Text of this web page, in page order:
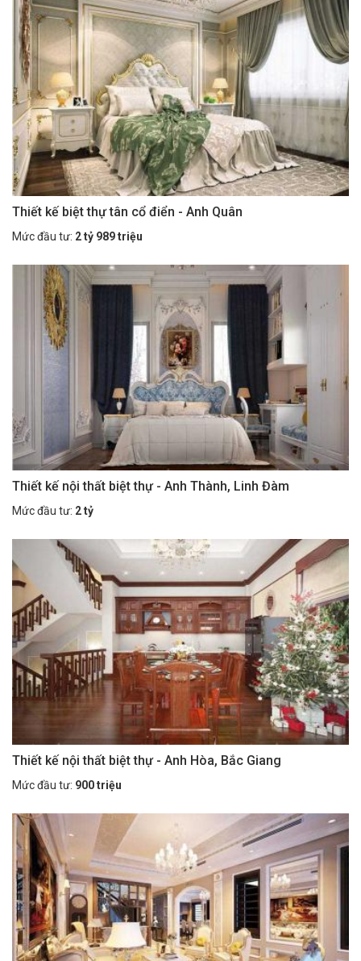
Thiết kế biệt thự tân cổ điển - Anh Quân
Mức đầu tư: 2 tỷ 989 triệu
Thiết kế nội thất biệt thự - Anh Thành, Linh Đàm
Mức đầu tư: 2 tỷ
Thiết kế nội thất biệt thự - Anh Hòa, Bắc Giang
Mức đầu tư: 900 triệu